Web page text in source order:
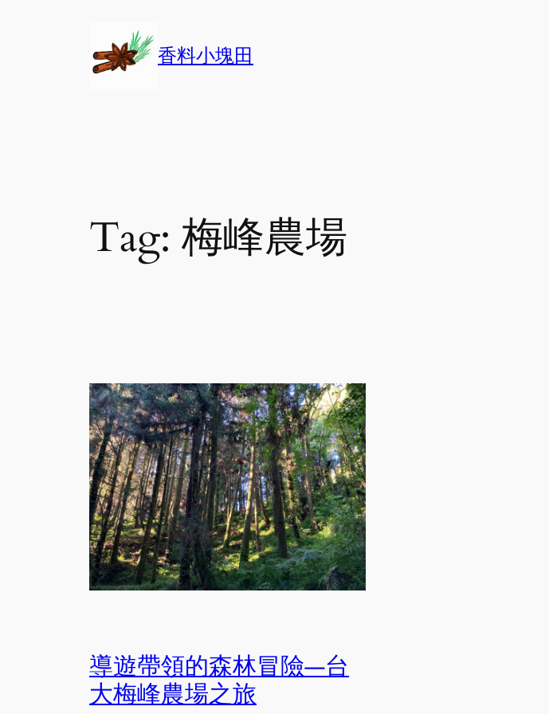
香料小塊田
Tag: 梅峰農場
導遊帶領的森林冒險—台
大梅峰農場之旅